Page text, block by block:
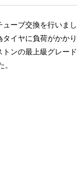
ーブ交換を行いまし
イヤに負荷がかかり
ンの最上級グレード